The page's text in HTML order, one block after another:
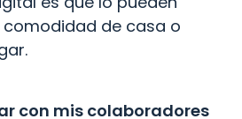
comodidad de casa o
con mis colaboradores